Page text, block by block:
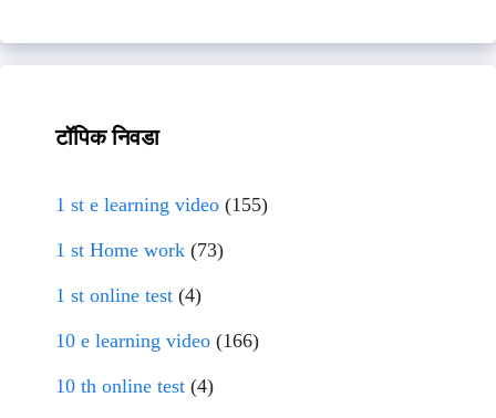
टॉपिक निवडा
1 st e learning video (155)
1 st Home work (73)
1 st online test (4)
10 e learning video (166)
10 th online test (4)